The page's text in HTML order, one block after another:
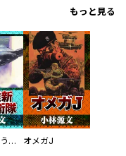
もっと見る
平成維新 戦う自衛隊 オメガJ